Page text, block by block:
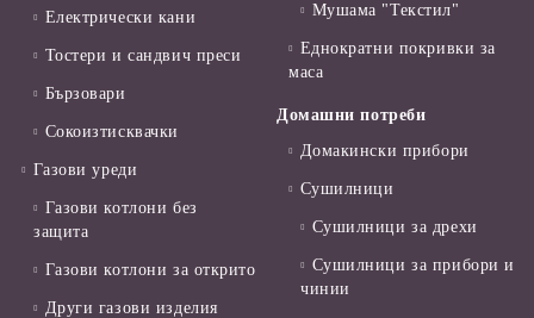
Електрически кани
Тостери и сандвич преси
Бързовари
Сокоизтисквачки
Газови уреди
Газови котлони без
защита
Газови котлони за открито
Други газови изделия
Мушама "Текстил"
Еднократни покривки за
маса
Домашни потреби
Домакински прибори
Сушилници
Сушилници за дрехи
Сушилници за прибори и
чинии